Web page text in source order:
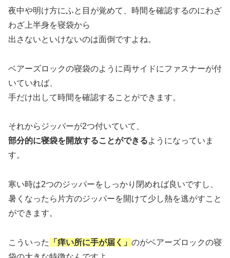
夜中や明け方にふと目が覚めて、時間を確認するのにわざ
わざ上半身を寝袋から
出さないといけないのは面倒ですよね。
ベアーズロックの寝袋のように両サイドにファスナーが付
いていれば、
手だけ出して時間を確認することができます。
それからジッパーが2つ付いていて、
部分的に寝袋を開放することができるようになっていま
す。
寒い時は2つのジッパーをしっかり閉めれば良いですし、
暑くなったら片方のジッパーを開けて少し熱を逃がすこと
ができます。
こういった 「痒い所に手が届く」 のがベアーズロックの寝